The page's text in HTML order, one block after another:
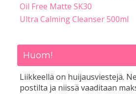
Oil Free Matte SK30
Ultra Calming Cleanser 500ml
Huom!
Liikkeellä on huijausviestejä.
postilta ja niissä vaaditaan